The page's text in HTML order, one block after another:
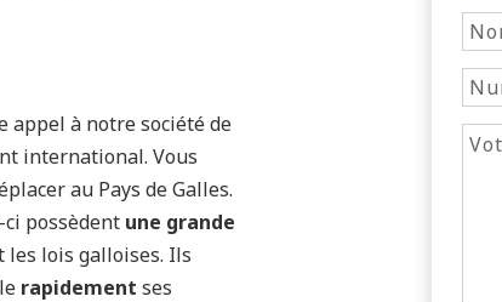
appel à notre société de
international. Vous
au Pays de Galles.
ci possèdent une grande
les lois galloises. Ils
rapidement ses